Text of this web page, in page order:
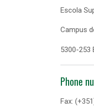
Escola
Campus
5300-253
Phone
Fax: